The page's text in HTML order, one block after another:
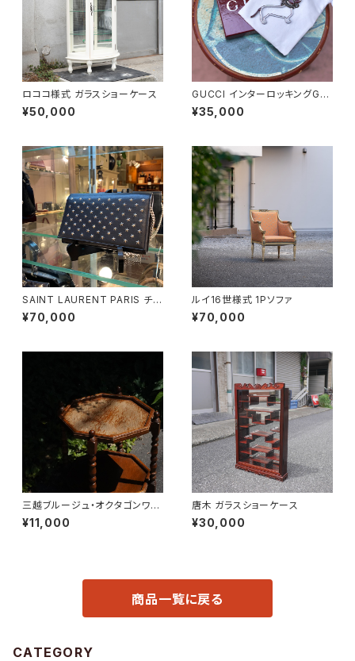
ロココ様式 ガラスショーケース
¥50,000
GUCCI インターロッキングGド
ッグ キーホルダー
¥35,000
SAINT LAURENT PARIS チェ
ーンショルダーウォレット
¥70,000
ルイ16世様式 1Pソファ
¥70,000
三越ブルージュ・オクタゴンワゴ
ン
¥11,000
唐木 ガラスショーケース
¥30,000
商品一覧に戻る
CATEGORY